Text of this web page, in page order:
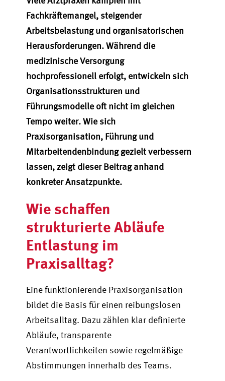
Fachkräftemangel, steigender
Arbeitsbelastung und organisatorischen
Herausforderungen. Während die
medizinische Versorgung
hochprofessionell erfolgt, entwickeln sich
Organisationsstrukturen und
Führungsmodelle oft nicht im gleichen
Tempo weiter. Wie sich
Praxisorganisation, Führung und
Mitarbeitendenbindung gezielt verbessern
lassen, zeigt dieser Beitrag anhand
konkreter Ansatzpunkte.
Wie schaffen
strukturierte Abläufe
Entlastung im
Praxisalltag?
Eine funktionierende Praxisorganisation
bildet die Basis für einen reibungslosen
Arbeitsalltag. Dazu zählen klar definierte
Abläufe, transparente
Verantwortlichkeiten sowie regelmäßige
Abstimmungen innerhalb des Teams.